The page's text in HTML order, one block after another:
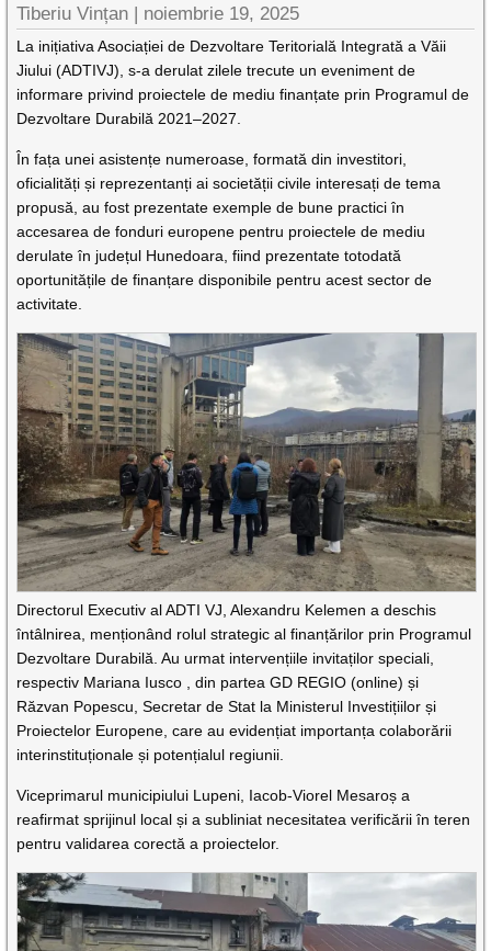
Tiberiu Vințan | noiembrie 19, 2025
La inițiativa Asociației de Dezvoltare Teritorială Integrată a Văii
Jiului (ADTIVJ), s-a derulat zilele trecute un eveniment de
informare privind proiectele de mediu finanțate prin Programul de
Dezvoltare Durabilă 2021–2027.
În fața unei asistențe numeroase, formată din investitori,
oficialități și reprezentanți ai societății civile interesați de tema
propusă, au fost prezentate exemple de bune practici în
accesarea de fonduri europene pentru proiectele de mediu
derulate în județul Hunedoara, fiind prezentate totodată
oportunitățile de finanțare disponibile pentru acest sector de
activitate.
Directorul Executiv al ADTI VJ, Alexandru Kelemen a deschis
întâlnirea, menționând rolul strategic al finanțărilor prin Programul
Dezvoltare Durabilă. Au urmat intervențiile invitaților speciali,
respectiv Mariana Iusco , din partea GD REGIO (online) și
Răzvan Popescu, Secretar de Stat la Ministerul Investițiilor și
Proiectelor Europene, care au evidențiat importanța colaborării
interinstituționale și potențialul regiunii.
Viceprimarul municipiului Lupeni, Iacob-Viorel Mesaroș a
reafirmat sprijinul local și a subliniat necesitatea verificării în teren
pentru validarea corectă a proiectelor.